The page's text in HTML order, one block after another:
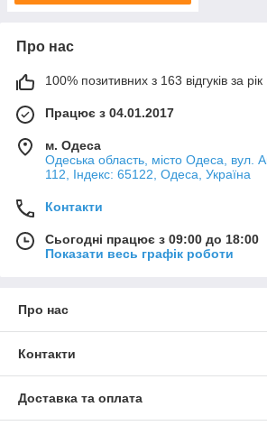
Про нас
100% позитивних з 163 відгуків за рік
Працює з 04.01.2017
м. Одеса
Одеська область, місто Одеса, вул.
112, Індекс: 65122, Одеса, Україна
Контакти
Сьогодні працює з 09:00 до 18:00
Показати весь графік роботи
Про нас
Контакти
Доставка та оплата